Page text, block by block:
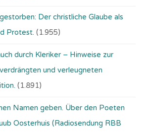
Der christliche Glaube als
Protest. (1.955)
durch Kleriker – Hinweise zur
und verleugneten
(1.891)
Namen geben. Über den Poeten
Oosterhuis (Ra­dio­sen­dung RBB